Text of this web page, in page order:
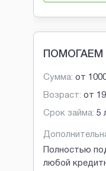
ПОМОГАЕМ
Сумма: от
Возраст: от 19
Срок займа: 5
Полностью
любой